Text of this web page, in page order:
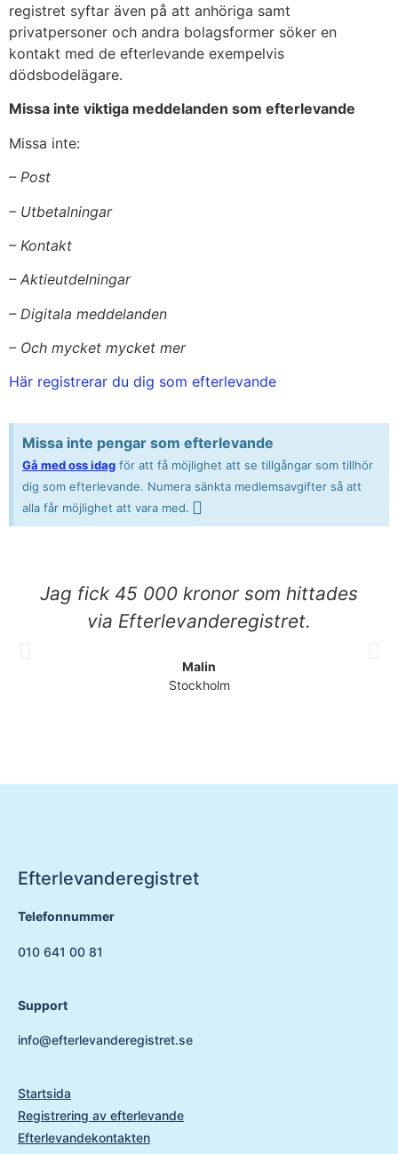
registret syftar även på att anhöriga samt
privatpersoner och andra bolagsformer söker en
kontakt med de efterlevande exempelvis
dödsbodelägare.
Missa inte viktiga meddelanden som efterlevande
Missa inte:
– Post
– Utbetalningar
– Kontakt
– Aktieutdelningar
– Digitala meddelanden
– Och mycket mycket mer
Här registrerar du dig som efterlevande
Missa inte pengar som efterlevande
Gå med oss idag för att få möjlighet att se tillgångar som tillhör
dig som efterlevande. Numera sänkta medlemsavgifter så att
alla får möjlighet att vara med.
Jag fick 45 000 kronor som hittades
via Efterlevanderegistret.
Malin
Stockholm
Efterlevanderegistret
Telefonnummer
010 641 00 81
Support
info@efterlevanderegistret.se
Startsida
Registrering av efterlevande
Efterlevandekontakten